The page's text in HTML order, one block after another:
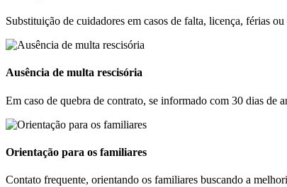
Substituição de cuidadores em casos de falta, licença, férias
Ausência de multa rescisória
Em caso de quebra de contrato, se informado com 30 dias de
Orientação para os familiares
Contato frequente, orientando os familiares buscando a